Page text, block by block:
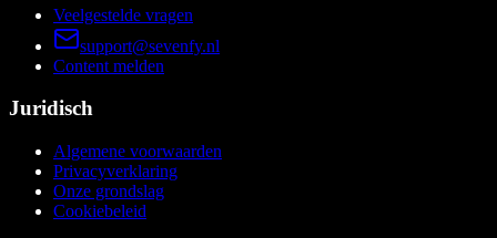
Veelgestelde vragen
support@sevenfy.nl
Content melden
Juridisch
Algemene voorwaarden
Privacyverklaring
Onze grondslag
Cookiebeleid